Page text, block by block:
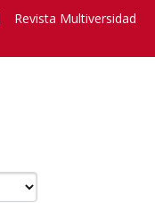
Revista Multiversidad